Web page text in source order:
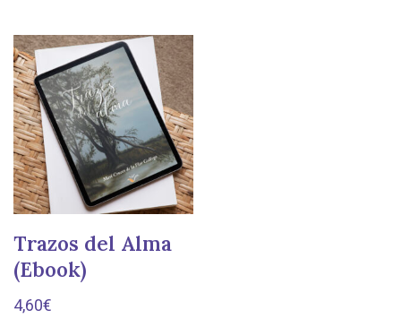
Trazos del Alma
(Ebook)
4,60€